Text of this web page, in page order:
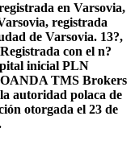
en Varsovia,
registrada
de Varsovia. 13?,
con el n?
inicial PLN
OANDA TMS Brokers
autoridad polaca de
otorgada el 23 de